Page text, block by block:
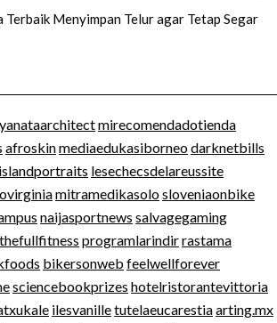
Terbaik Menyimpan Telur agar Tetap Segar
mirecomendadotienda
afroskinmediaedukasiborneodarknetbills
lesechecsdelareussite
mitramedikasolosloveniaonbike
naijasportnews salvagegaming
thefullfitness programlarindirrastama
bikersonweb feelwellforever
sciencebookprizes hotelristorantevittoria
ilesvanilletutelaeucarestiaarting.mx